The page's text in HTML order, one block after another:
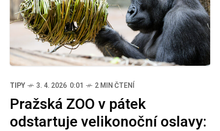
TIPY 3. 4. 2026 0:01 2 MIN ČTENÍ
Pražská ZOO v pátek
odstartuje velikonoční oslavy: